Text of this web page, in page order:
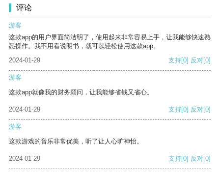
评论
游客
这款app的用户界面简洁明了，使用起来非常容易上手，让我能够快速熟
悉操作。我不用看说明书，就可以轻松使用这款app。
2024-01-29
支持[0] 反对[0]
游客
这款app就像我的财务顾问，让我能够省钱又省心。
2024-01-29 支持[0] 反对[0]
游客
这款游戏的音乐非常优美，听了让人心旷神怡。
2024-01-29 支持[0] 反对[0]